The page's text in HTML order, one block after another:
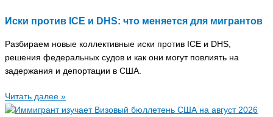
Иски против ICE и DHS: что меняется для мигрантов
Разбираем новые коллективные иски против ICE и DHS,
решения федеральных судов и как они могут повлиять на
задержания и депортации в США.
Читать далее »